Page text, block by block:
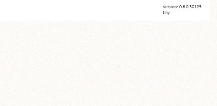
Version: 0.6.0.30125
tiny